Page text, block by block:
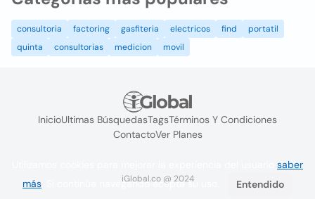
consultoria factoring gasfiteria electricos find
portatil
quinta
consultorias medicion movil
InicioUltimas BúsquedasTagsTérminos Y Condiciones
ContactoVer Planes
iGlobal.co @ 2024
saber
más . Si continúa navegando acepta su uso. Entendido